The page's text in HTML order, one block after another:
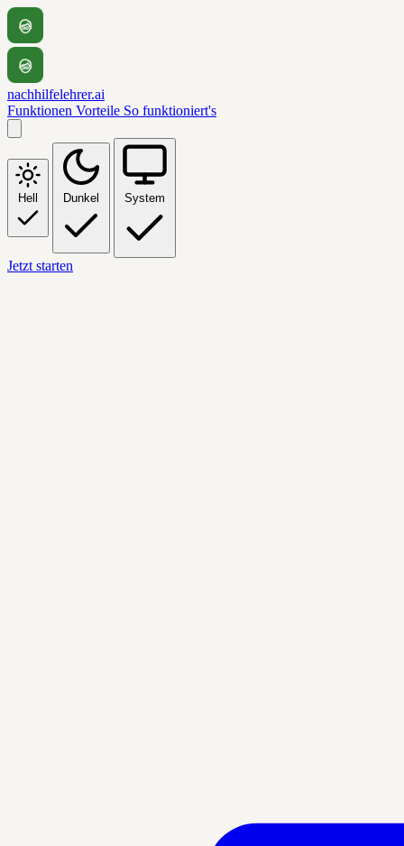
nachhilfelehrer.ai
Funktionen Vorteile So funktioniert's
Hell Dunkel System
Jetzt starten